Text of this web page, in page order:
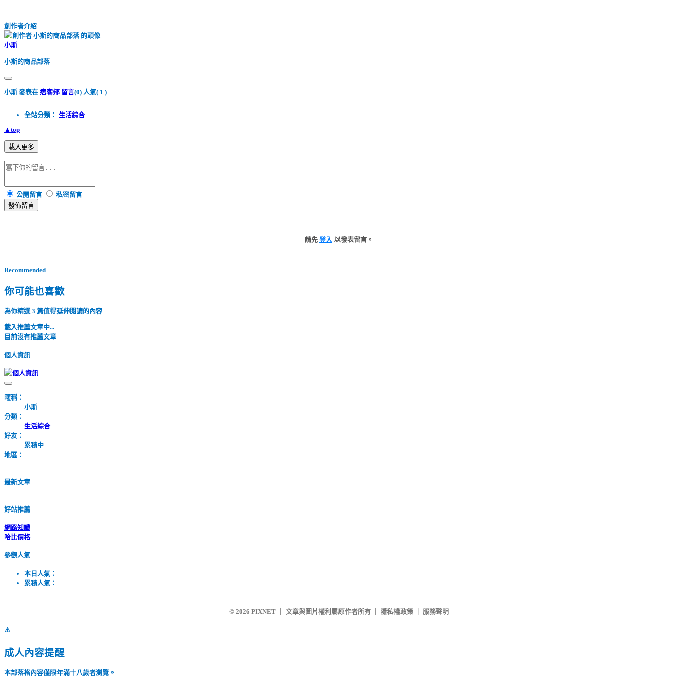
創作者介紹
小斯
小斯的商品部落
小斯 發表在 痞客邦 留言(0) 人氣( 1 )
全站分類： 生活綜合
▲top
載入更多
公開留言
私密留言
發佈留言
請先 登入 以發表留言。
Recommended
你可能也喜歡
為你精選 3 篇值得延伸閱讀的內容
載入推薦文章中...
目前沒有推薦文章
個人資訊
暱稱：
小斯
分類：
生活綜合
好友：
累積中
地區：
最新文章
好站推薦
網路知識
哈比價格
參觀人氣
本日人氣：
累積人氣：
© 2026 PIXNET 文章與圖片權利屬原作者所有 隱私權政策 服務聲明
⚠️
成人內容提醒
本部落格內容僅限年滿十八歲者瀏覽。